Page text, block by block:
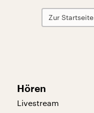
Zur Startseite
Hören
Livestream